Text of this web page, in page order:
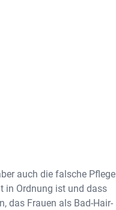
auch die falsche Pflege
in Ordnung ist und dass
das Frauen als Bad-Hair-